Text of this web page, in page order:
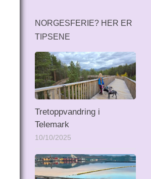
NORGESFERIE? HER ER
TIPSENE
Tretoppvandring i
Telemark
10/10/2025